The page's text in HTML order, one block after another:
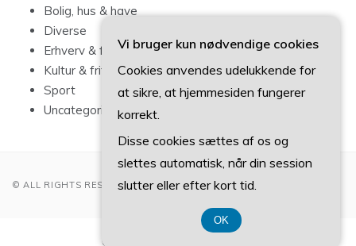
Bolig, hus & have
Diverse
Erhverv & forbrug
Kultur & fritid
Sport
Uncategorized
© ALL RIGHTS RESERVED 2022
CVR-Nummer 374 077 39
Vi bruger kun nødvendige cookies
Cookies anvendes udelukkende for
at sikre, at hjemmesiden fungerer
korrekt.
Disse cookies sættes af os og
slettes automatisk, når din session
slutter eller efter kort tid.
OK